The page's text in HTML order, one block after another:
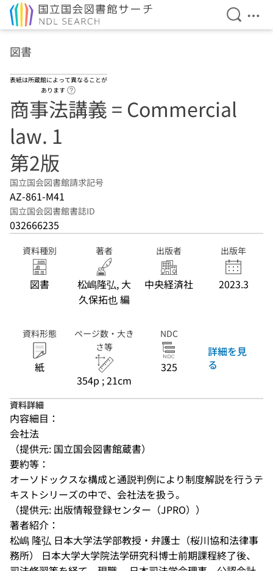
検索を
メ
図書
表紙は所蔵館によって異なることが
あります
商事法講義 = Commercial
law. 1
第2版
国立国会図書館請求記号
AZ-861-M41
国立国会図書館書誌ID
032666235
資料種別
図書
著者
松嶋隆弘, 大
久保拓也 編
出版者
中央経済社
出版年
2023.3
資料形態
紙
ページ数・大き
さ等
354p ; 21cm
NDC
325
詳細を見
る
資料詳細
内容細目：
会社法
（提供元: 国立国会図書館蔵書）
要約等：
オーソドックスな構成と通説判例により制度解説を行うテ
キストシリーズの中で、会社法を扱う。
（提供元: 出版情報登録センター（JPRO））
著者紹介：
松嶋 隆弘 日本大学法学部教授・弁護士（桜川協和法律事
務所） 日本大学大学院法学研究科博士前期課程終了後、